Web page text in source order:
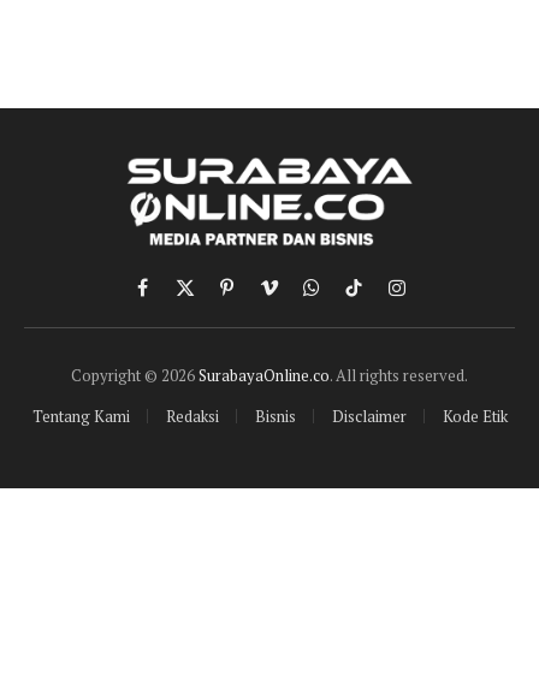
Facebook
X
(Twitter)
PinterestVimeoWhatsApp
TikTokInstagram
Copyright © 2026SurabayaOnline.co. All rights reserved.
Tentang Kami
Redaksi Bisnis Disclaimer Kode Etik